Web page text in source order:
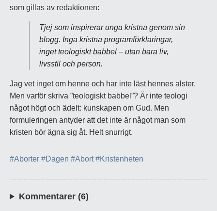
som gillas av redaktionen:
Tjej som inspirerar unga kristna genom sin
blogg. Inga kristna programförklaringar,
inget teologiskt babbel – utan bara liv,
livsstil och person.
Jag vet inget om henne och har inte läst hennes alster.
Men varför skriva ”teologiskt babbel”? Är inte teologi
något högt och ädelt: kunskapen om Gud. Men
formuleringen antyder att det inte är något man som
kristen bör ägna sig åt. Helt snurrigt.
#Aborter #Dagen #Abort #Kristenheten
Kommentarer (6)